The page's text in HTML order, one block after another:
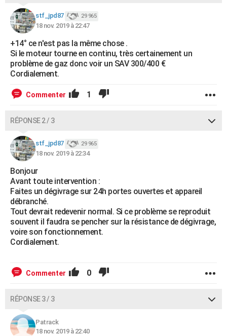
COPAINS D'AVANT
S'inscrire
Se connecter
Lycées
Collèges
Primaires
Universités
Entreprises
Service militaire
Avis de recherche
AVIS DE DÉCÈS
FORUM
Bricolage
Lifestyle
Culture
Sport
Auto
Television
Voyage
Cinema
stf_jpd87 29 965
18 nov. 2019 à 22:47
+14° ce n'est pas la même chose .
Si le moteur tourne en continu, très certainement un
problème de gaz donc voir un SAV 300/400 €
Cordialement.
Commenter 1
RÉPONSE 2 / 3
stf_jpd87 29 965
18 nov. 2019 à 22:34
Bonjour
Avant toute intervention :
Faites un dégivrage sur 24h portes ouvertes et appareil
débranché.
Tout devrait redevenir normal. Si ce problème se reproduit
souvent il faudra se pencher sur la résistance de dégivrage,
voire son fonctionnement.
Cordialement.
Commenter 0
RÉPONSE 3 / 3
Patrack
18 nov. 2019 à 22:40